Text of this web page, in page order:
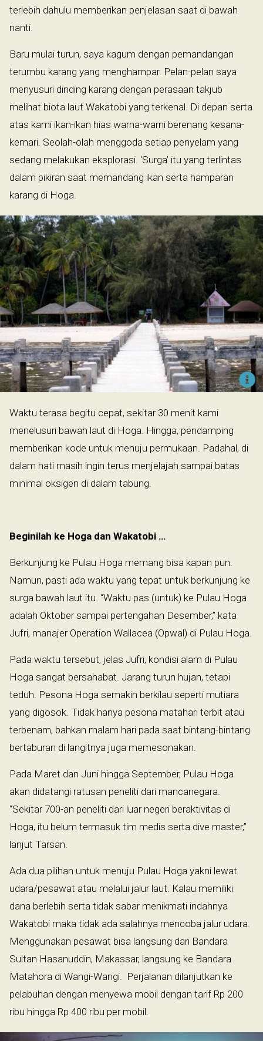
terlebih dahulu memberikan penjelasan saat di bawah
nanti.
Baru mulai turun, saya kagum dengan pemandangan
terumbu karang yang menghampar. Pelan-pelan saya
menyusuri dinding karang dengan perasaan takjub
melihat biota laut Wakatobi yang terkenal. Di depan serta
atas kami ikan-ikan hias warna-warni berenang kesana-
kemari. Seolah-olah menggoda setiap penyelam yang
sedang melakukan eksplorasi. ‘Surga’ itu yang terlintas
dalam pikiran saat memandang ikan serta hamparan
karang di Hoga.
Waktu terasa begitu cepat, sekitar 30 menit kami
menelusuri bawah laut di Hoga. Hingga, pendamping
memberikan kode untuk menuju permukaan. Padahal, di
dalam hati masih ingin terus menjelajah sampai batas
minimal oksigen di dalam tabung.
Beginilah ke Hoga dan Wakatobi …
Berkunjung ke Pulau Hoga memang bisa kapan pun.
Namun, pasti ada waktu yang tepat untuk berkunjung ke
surga bawah laut itu. “Waktu pas (untuk) ke Pulau Hoga
adalah Oktober sampai pertengahan Desember,” kata
Jufri, manajer Operation Wallacea (Opwal) di Pulau Hoga.
Pada waktu tersebut, jelas Jufri, kondisi alam di Pulau
Hoga sangat bersahabat. Jarang turun hujan, tetapi
teduh. Pesona Hoga semakin berkilau seperti mutiara
yang digosok. Tidak hanya pesona matahari terbit atau
terbenam, bahkan malam hari pada saat bintang-bintang
bertaburan di langitnya juga memesonakan.
Pada Maret dan Juni hingga September, Pulau Hoga
akan didatangi ratusan peneliti dari mancanegara.
“Sekitar 700-an peneliti dari luar negeri beraktivitas di
Hoga, itu belum termasuk tim medis serta dive master,”
lanjut Tarsan.
Ada dua pilihan untuk menuju Pulau Hoga yakni lewat
udara/pesawat atau melalui jalur laut. Kalau memiliki
dana berlebih serta tidak sabar menikmati indahnya
Wakatobi maka tidak ada salahnya mencoba jalur udara.
Menggunakan pesawat bisa langsung dari Bandara
Sultan Hasanuddin, Makassar, langsung ke Bandara
Matahora di Wangi-Wangi. Perjalanan dilanjutkan ke
pelabuhan dengan menyewa mobil dengan tarif Rp 200
ribu hingga Rp 400 ribu per mobil.